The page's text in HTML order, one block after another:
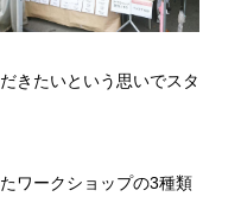
きたいという思いでスタ
ワークショップの3種類